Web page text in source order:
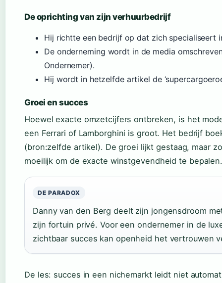
De oprichting van zijn verhuurbedrijf
Hij richtte een bedrijf op dat zich specialiseert
De onderneming wordt in de media
Ondernemer).
Hij wordt in hetzelfde artikel de
Groei en succes
Hoewel exacte omzetcijfers ontbreken, is het
een Ferrari of Lamborghini is groot. Het bedrijf
(bron:zelfde artikel). De groei lijkt gestaag, maar
moeilijk om de exacte winstgevendheid te
DE PARADOX
Danny van den Berg deelt zijn jongensdroom
zijn fortuin privé. Voor een ondernemer in de
zichtbaar succes kan openheid het vertrouwen
De les: succes in een nichemarkt leidt niet